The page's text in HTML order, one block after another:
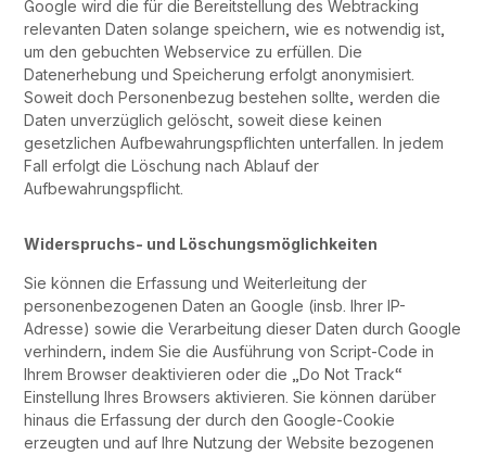
Google wird die für die Bereitstellung des Webtracking
relevanten Daten solange speichern, wie es notwendig ist,
um den gebuchten Webservice zu erfüllen. Die
Datenerhebung und Speicherung erfolgt anonymisiert.
Soweit doch Personenbezug bestehen sollte, werden die
Daten unverzüglich gelöscht, soweit diese keinen
gesetzlichen Aufbewahrungspflichten unterfallen. In jedem
Fall erfolgt die Löschung nach Ablauf der
Aufbewahrungspflicht.
Widerspruchs- und Löschungsmöglichkeiten
Sie können die Erfassung und Weiterleitung der
personenbezogenen Daten an Google (insb. Ihrer IP-
Adresse) sowie die Verarbeitung dieser Daten durch Google
verhindern, indem Sie die Ausführung von Script-Code in
Ihrem Browser deaktivieren oder die „Do Not Track“
Einstellung Ihres Browsers aktivieren. Sie können darüber
hinaus die Erfassung der durch den Google-Cookie
erzeugten und auf Ihre Nutzung der Website bezogenen